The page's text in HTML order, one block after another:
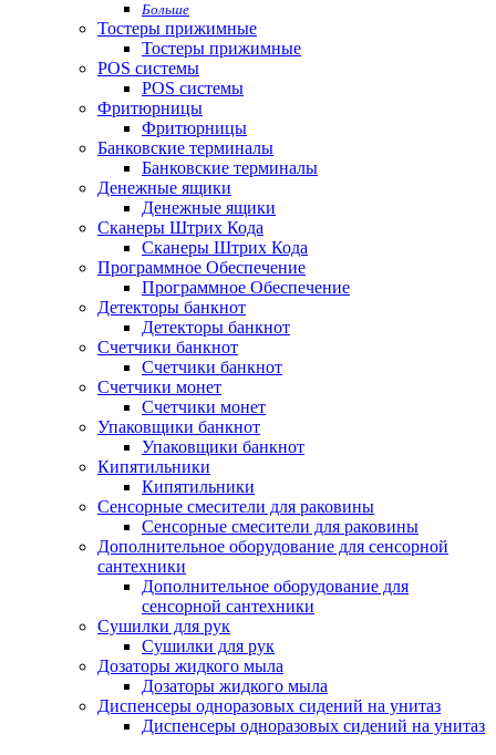
Больше
Тостеры прижимные
Тостеры прижимные
POS системы
POS системы
Фритюрницы
Фритюрницы
Банковские терминалы
Банковские терминалы
Денежные ящики
Денежные ящики
Сканеры Штрих Кода
Сканеры Штрих Кода
Программное Обеспечение
Программное Обеспечение
Детекторы банкнот
Детекторы банкнот
Счетчики банкнот
Счетчики банкнот
Счетчики монет
Счетчики монет
Упаковщики банкнот
Упаковщики банкнот
Кипятильники
Кипятильники
Сенсорные смесители для раковины
Сенсорные смесители для раковины
Дополнительное оборудование для сенсорной
сантехники
Дополнительное оборудование для
сенсорной сантехники
Сушилки для рук
Сушилки для рук
Дозаторы жидкого мыла
Дозаторы жидкого мыла
Диспенсеры одноразовых сидений на унитаз
Диспенсеры одноразовых сидений на унитаз